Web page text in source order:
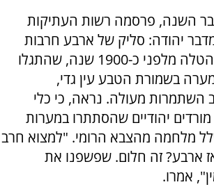
בספטמבר השנה, פרסמה רשות העתיקות
יהודה: סליק של ארבע חרבות
רומיות וראש כידון הטלה מלפני כ-1900 שנה, שהתגלו
בשמורת הטבע עין גדי,
מעולה. נראה, כי כלי
יהודיים שהסתתרו במערות
מלחמה מהצבא הרומי. "למצוא חרב
ארבע? זה חלום. שפשפנו את
אמרו.